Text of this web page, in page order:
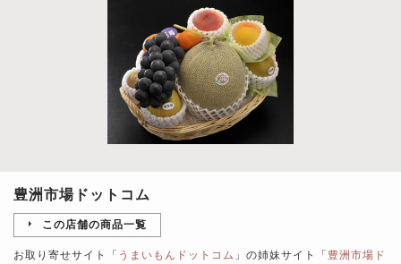
豊洲市場ドットコム
この店舗の商品一覧
お取り寄せサイト「 うまいもんドットコム 」の姉妹サイト「 豊洲市場ド